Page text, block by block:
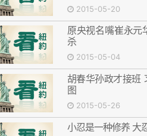
2015-05-20
原央视名嘴崔永元
杀
2015-05-04
胡春华孙政才接班
图
2015-05-26
小忍是一种修养 大